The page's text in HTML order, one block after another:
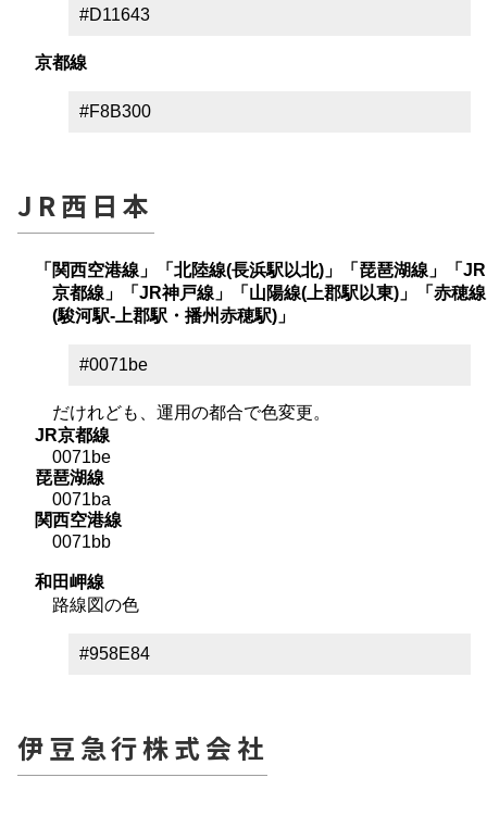
#D11643
京都線
#F8B300
JR西日本
「関西空港線」「北陸線(長浜駅以北)」「琵琶湖線」「JR
京都線」「JR神戸線」「山陽線(上郡駅以東)」「赤穂線
(駿河駅-上郡駅・播州赤穂駅)」
#0071be
だけれども、運用の都合で色変更。
JR京都線
0071be
琵琶湖線
0071ba
関西空港線
0071bb
和田岬線
路線図の色
#958E84
伊豆急行株式会社